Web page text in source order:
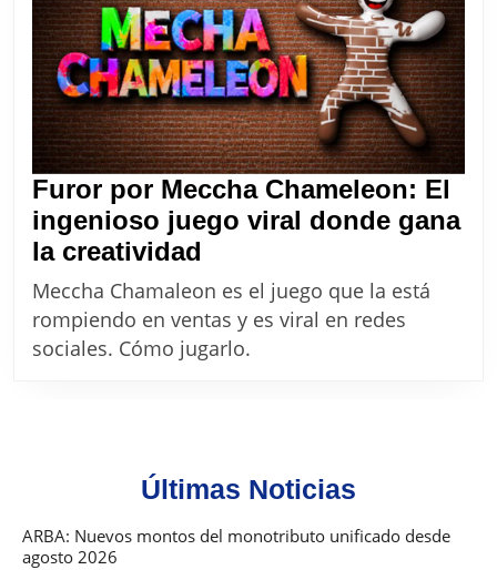
Furor por Meccha Chameleon: El
ingenioso juego viral donde gana
la creatividad
por
Meccha
Chameleon:
donde
gana
Meccha Chamaleon es el juego que la está
rompiendo en ventas y es viral en redes
sociales. Cómo jugarlo.
Últimas Noticias
ARBA: Nuevos montos del monotributo unificado desde
agosto 2026